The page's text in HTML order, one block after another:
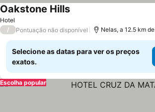
Hotel
Oakstone Hills
/ Pontuação não disponível Nelas, a 12.5 km
Selecione as datas para ver os preços
exatos.
Escolha popular